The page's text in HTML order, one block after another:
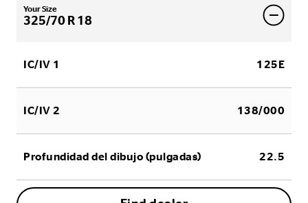
Your Size
325/70 R 18
IC/IV 1 125E
IC/IV 2 138/000
Profundidad del dibujo (pulgadas) 22.5